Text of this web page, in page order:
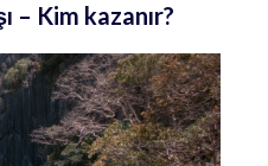
– Kim kazanır?